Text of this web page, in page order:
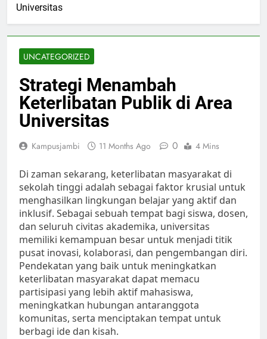
Universitas
UNCATEGORIZED
Strategi Menambah
Keterlibatan Publik di Area
Universitas
Kampusjambi 11 Months Ago 0 4 Mins
Di zaman sekarang, keterlibatan masyarakat di
sekolah tinggi adalah sebagai faktor krusial untuk
menghasilkan lingkungan belajar yang aktif dan
inklusif. Sebagai sebuah tempat bagi siswa, dosen,
dan seluruh civitas akademika, universitas
memiliki kemampuan besar untuk menjadi titik
pusat inovasi, kolaborasi, dan pengembangan diri.
Pendekatan yang baik untuk meningkatkan
keterlibatan masyarakat dapat memacu
partisipasi yang lebih aktif mahasiswa,
meningkatkan hubungan antaranggota
komunitas, serta menciptakan tempat untuk
berbagi ide dan kisah.